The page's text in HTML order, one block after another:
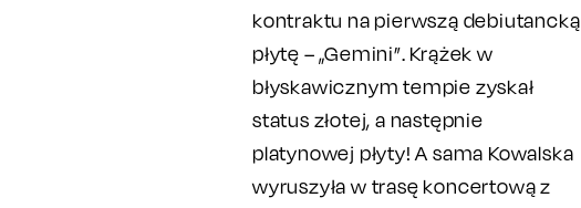
kontraktu na pierwszą debiutancką
płytę – „Gemini”. Krążek w
błyskawicznym tempie zyskał
status złotej, a następnie
platynowej płyty! A sama Kowalska
wyruszyła w trasę koncertową z